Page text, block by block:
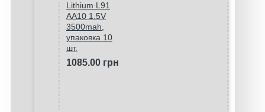
Lithium L91
AA10 1.5V
3500mah,
упаковка 10
шт.
1085.00 грн